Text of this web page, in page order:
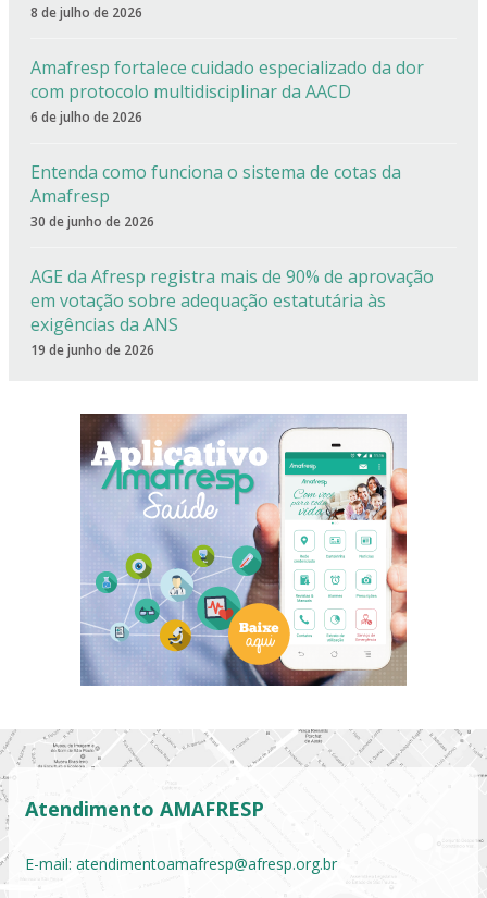
8 de julho de 2026
Amafresp fortalece cuidado especializado da dor
com protocolo multidisciplinar da AACD
6 de julho de 2026
Entenda como funciona o sistema de cotas da
Amafresp
30 de junho de 2026
AGE da Afresp registra mais de 90% de aprovação
em votação sobre adequação estatutária às
exigências da ANS
19 de junho de 2026
Atendimento AMAFRESP
E-mail: atendimentoamafresp@afresp.org.br